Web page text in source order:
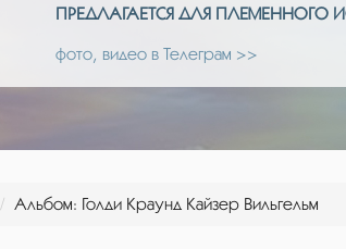
ПРЕДЛАГАЕТСЯ ДЛЯ ПЛЕМЕННОГО
фото, видео в Телеграм >>
Альбом: Голди Краунд Кайзер Вильгельм